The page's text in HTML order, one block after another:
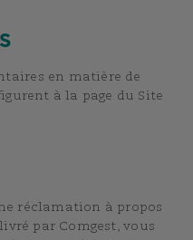
en matière de
à la page du Site
réclamation à propos
par Comgest, vous